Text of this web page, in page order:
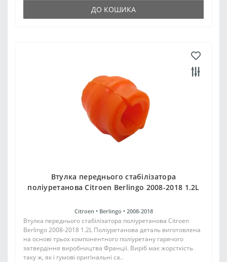
ДО КОШИКА
Втулка переднього стабілізатора
поліуретанова Citroen Berlingo 2008-2018 1.2L
Citroen • Berlingo • 2008-2018
Втулка переднього стабілізатора поліуретанова Citroen
Berlingo 2008-2018 1.2L Поліуретанова деталь виготовлена
на основі трьох компонентного поліуретану гарячого
затвердіння виробництва Франції. Виріб має жорсткість
таку ж, як і гумові оригінальні са..